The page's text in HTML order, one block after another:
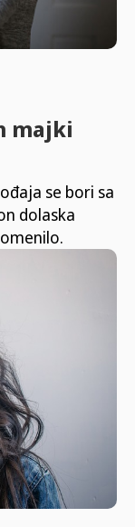
majki
se bori sa
dolaska